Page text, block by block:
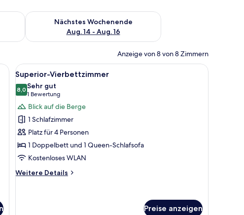
Wochenende, Aug. 7 - Aug. 9.
Nächstes Wochenende
Aug. 14 - Aug. 16
Überprüfe die Verfügbarkeit für nächstes Wochenende, Aug.
Anzeige von 8 von 8 Zimmern
Bettwaren, Select-Comfort-Betten, Verdunkelungsvorhänge
Alle
Fotos
für
Superior-
Vierbettzimmer
anzeigen
Superior-Vierbettzimmer | Hochwertige
5
Superior-Vierbettzimmer
8,08,0 von 10
Sehr gut
1 Bewertung
(1
Bewertung)
Blick auf die Berge
1 Schlafzimmer
Platz für 4 Personen
1 Doppelbett und 1 Queen-Schlafsofa
Kostenloses WLAN
Weitere Details
Weitere
Preise anzeigen